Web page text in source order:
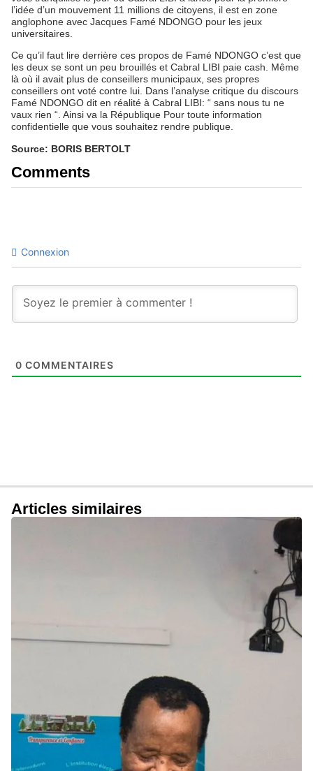
l’idée d’un mouvement 11 millions de citoyens, il est en zone
anglophone avec Jacques Famé NDONGO pour les jeux
universitaires.
Ce qu’il faut lire derrière ces propos de Famé NDONGO c’est que
les deux se sont un peu brouillés et Cabral LIBI paie cash. Même
là où il avait plus de conseillers municipaux, ses propres
conseillers ont voté contre lui. Dans l’analyse critique du discours
Famé NDONGO dit en réalité à Cabral LIBI: “ sans nous tu ne
vaux rien “. Ainsi va la République Pour toute information
confidentielle que vous souhaitez rendre publique.
Source: BORIS BERTOLT
Comments
Connexion
0 COMMENTAIRES
Articles similaires